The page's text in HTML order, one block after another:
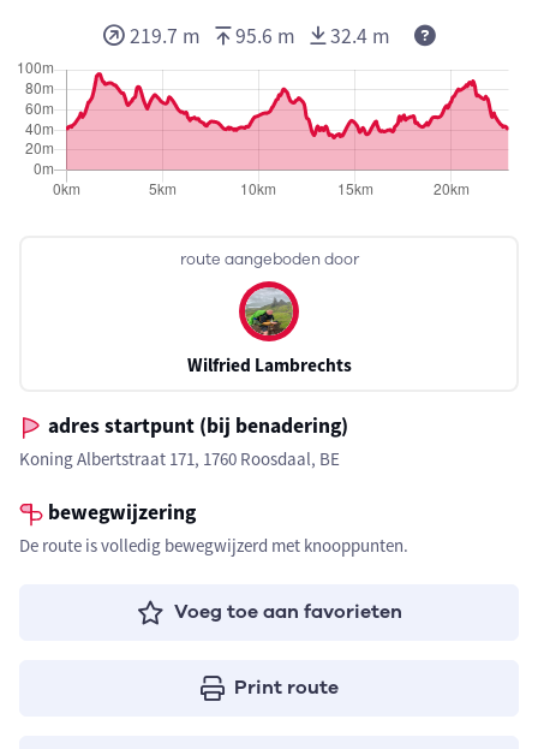
route aangeboden door
Wilfried Lambrechts
adres startpunt (bij benadering)
Koning Albertstraat 171, 1760 Roosdaal, BE
bewegwijzering
De route is volledig bewegwijzerd met knooppunten.
Voeg toe aan favorieten
Print route
219.7 m 95.6 m 32.4 m